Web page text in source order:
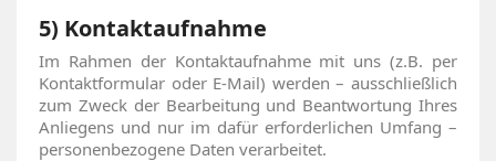
5) Kontaktaufnahme
Im Rahmen der Kontaktaufnahme mit uns (z.B. per
Kontaktformular oder E-Mail) werden – ausschließlich
zum Zweck der Bearbeitung und Beantwortung Ihres
Anliegens und nur im dafür erforderlichen Umfang –
personenbezogene Daten verarbeitet.